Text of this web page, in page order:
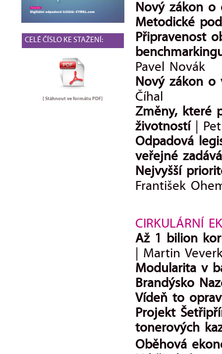
CELÉ ČÍSLO KE STAŽENÍ:
[ Stáhnout ve formátuPDF]
Nový zákon
Metodické
Připravenost
Pavel Novák
Nový zákon
Číhal
Změny, které
životností
|
Odpadová
veřejné
Nejvyšší
František
CIRKULÁRNÍ
Až 1 bilion
| Martin
Modularita v
Brandýsko
Vídeň to
Projekt
tonerových
Oběhová